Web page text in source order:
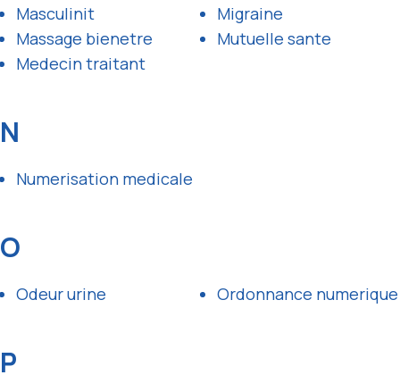
Masculinit
Massage bienetre
Medecin traitant
Migraine
Mutuelle sante
N
Numerisation medicale
O
Odeur urine Ordonnance numerique
P